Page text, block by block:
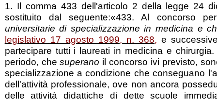
1. Il comma 433 dell'articolo 2 della legge 24
sostituito dal seguente:«433. Al concorso
universitarie di specializzazione in medicina e
legislativo 17 agosto 1999, n. 368, e
partecipare tutti i laureati in medicina e
periodo, chesuperano il concorso ivi previsto,
specializzazione a condizione che conseguano
dell'attività professionale, ove non ancora
delle attività didattiche di dette scuole